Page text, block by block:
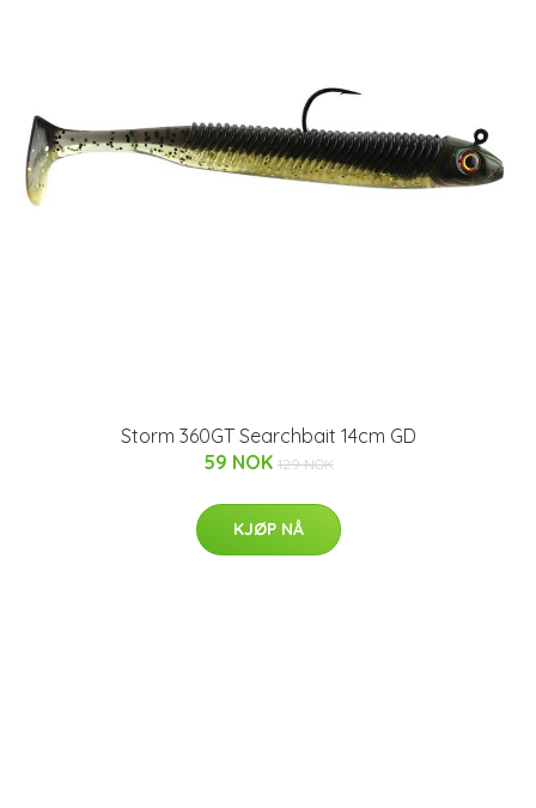
Storm 360GT Searchbait 14cm GD
59 NOK 129 NOK
KJØP NÅ